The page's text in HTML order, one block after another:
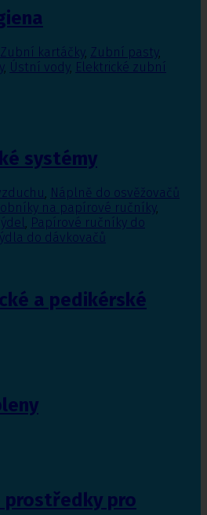
Zubní kartáčky, Zubní pasty,
, Ústní vody, Elektrické zubní
systémy
, Náplně do osvěžovačů
na papírové ručníky,
, Papírové ručníky do
do dávkovačů
a pedikérské
prostředky pro